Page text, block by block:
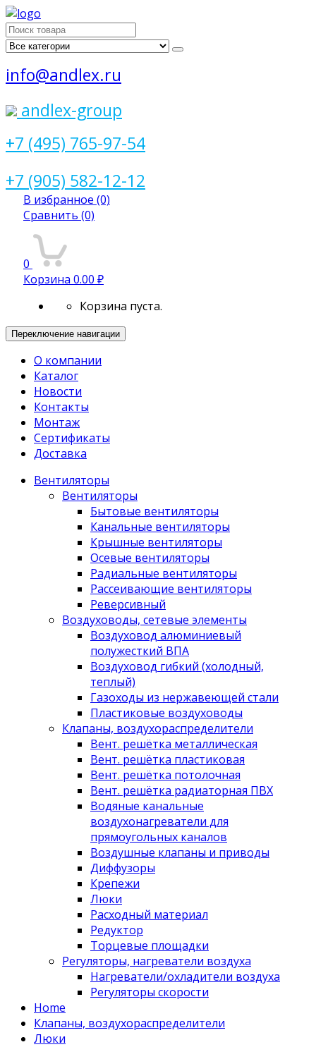
Поиск
для:
info@andlex.ru
andlex-group
+7 (495) 765-97-54
+7 (905) 582-12-12
В избранное (0)
Сравнить (0)
0
Корзина 0.00 ₽
Корзина пуста.
Переключение навигации
О компании
Каталог
Новости
Контакты
Монтаж
Сертификаты
Доставка
Вентиляторы
Вентиляторы
Бытовые вентиляторы
Канальные вентиляторы
Крышные вентиляторы
Осевые вентиляторы
Радиальные вентиляторы
Рассеивающие вентиляторы
Реверсивный
Воздуховоды, сетевые элементы
Воздуховод алюминиевый
полужесткий ВПА
Воздуховод гибкий (холодный,
теплый)
Газоходы из нержавеющей стали
Пластиковые воздуховоды
Клапаны, воздухораспределители
Вент. решётка металлическая
Вент. решётка пластиковая
Вент. решётка потолочная
Вент. решётка радиаторная ПВХ
Водяные канальные
воздухонагреватели для
прямоугольных каналов
Воздушные клапаны и приводы
Диффузоры
Крепежи
Люки
Расходный материал
Редуктор
Торцевые площадки
Регуляторы, нагреватели воздуха
Нагреватели/охладители воздуха
Регуляторы скорости
Home
Клапаны, воздухораспределители
Люки